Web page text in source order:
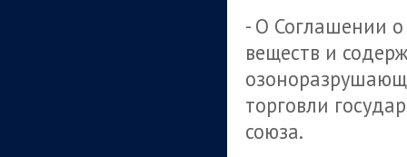
- О Соглашении
веществ и
торговли
союза.